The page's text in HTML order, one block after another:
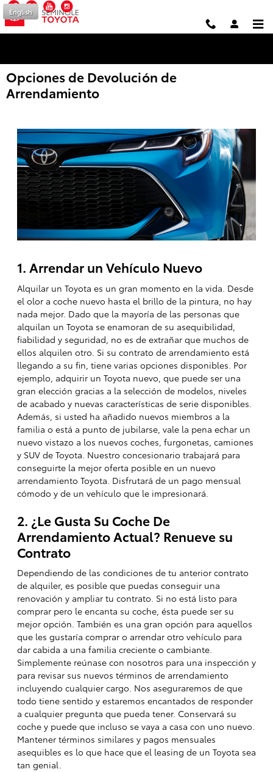
Saltar al contenido principal
Facebook
TwitterYouTube
English
Opciones de Devolución de
Arrendamiento
1. Arrendar un Vehículo Nuevo
Alquilar un Toyota es un gran momento en la vida. Desde
el olor a coche nuevo hasta el brillo de la pintura, no hay
nada mejor. Dado que la mayoría de las personas que
alquilan un Toyota se enamoran de su asequibilidad,
fiabilidad y seguridad, no es de extrañar que muchos de
ellos alquilen otro. Si su contrato de arrendamiento está
llegando a su fin, tiene varias opciones disponibles. Por
ejemplo, adquirir un Toyota nuevo, que puede ser una
gran elección gracias a la selección de modelos, niveles
de acabado y nuevas características de serie disponibles.
Además, si usted ha añadido nuevos miembros a la
familia o está a punto de jubilarse, vale la pena echar un
nuevo vistazo a los nuevos coches, furgonetas, camiones
y SUV de Toyota. Nuestro concesionario trabajará para
conseguirte la mejor oferta posible en un nuevo
arrendamiento Toyota. Disfrutará de un pago mensual
cómodo y de un vehículo que le impresionará.
2. ¿Le Gusta Su Coche De
Arrendamiento Actual? Renueve su
Contrato
Dependiendo de las condiciones de tu anterior contrato
de alquiler, es posible que puedas conseguir una
renovación y ampliar tu contrato. Si no está listo para
comprar pero le encanta su coche, ésta puede ser su
mejor opción. También es una gran opción para aquellos
que les gustaría comprar o arrendar otro vehículo para
dar cabida a una familia creciente o cambiante.
Simplemente reúnase con nosotros para una inspección y
para revisar sus nuevos términos de arrendamiento
incluyendo cualquier cargo. Nos aseguraremos de que
todo tiene sentido y estaremos encantados de responder
a cualquier pregunta que pueda tener. Conservará su
coche y puede que incluso se vaya a casa con uno nuevo.
Mantener términos similares y pagos mensuales
asequibles es lo que hace que el leasing de un Toyota sea
tan genial.